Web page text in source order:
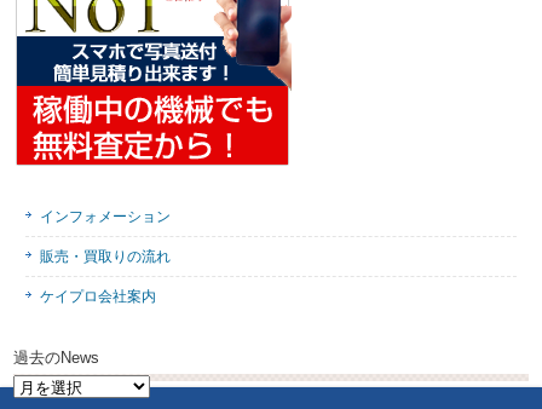
インフォメーション
販売・買取りの流れ
ケイプロ会社案内
過去のNews
過